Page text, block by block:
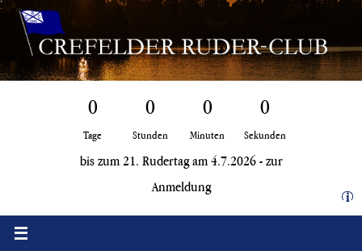
Zum
Inhalt
springen
0
Tage
0
Stunden
0
Minuten
0
Sekunden
bis zum 21. Rudertag am 4.7.2026 - zur
Anmeldung
i